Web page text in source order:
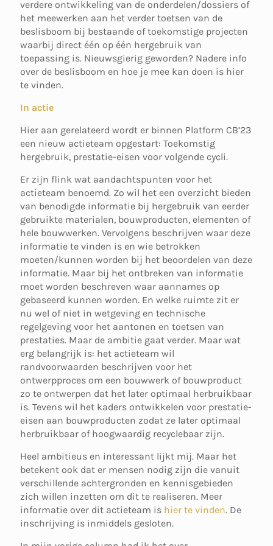
verdere ontwikkeling van de onderdelen/dossiers of
het meewerken aan het verder toetsen van de
beslisboom bij bestaande of toekomstige projecten
waarbij direct één op één hergebruik van
toepassing is. Nieuwsgierig geworden? Nadere info
over de beslisboom en hoe je mee kan doen is hier
te vinden.
In actie
Hier aan gerelateerd wordt er binnen Platform CB’23
een nieuw actieteam opgestart: Toekomstig
hergebruik, prestatie-eisen voor volgende cycli.
Er zijn flink wat aandachtspunten voor het
actieteam benoemd. Zo wil het een overzicht bieden
van benodigde informatie bij hergebruik van eerder
gebruikte materialen, bouwproducten, elementen of
hele bouwwerken. Vervolgens beschrijven waar deze
informatie te vinden is en wie betrokken
moeten/kunnen worden bij het beoordelen van deze
informatie. Maar bij het ontbreken van informatie
moet worden beschreven waar aannames op
gebaseerd kunnen worden. En welke ruimte zit er
nu wel of niet in wetgeving en technische
regelgeving voor het aantonen en toetsen van
prestaties. Maar de ambitie gaat verder. Maar wat
erg belangrijk is: het actieteam wil
randvoorwaarden beschrijven voor het
ontwerpproces om een bouwwerk of bouwproduct
zo te ontwerpen dat het later optimaal herbruikbaar
is. Tevens wil het kaders ontwikkelen voor prestatie-
eisen aan bouwproducten zodat ze later optimaal
herbruikbaar of hoogwaardig recyclebaar zijn.
Heel ambitieus en interessant lijkt mij. Maar het
betekent ook dat er mensen nodig zijn die vanuit
verschillende achtergronden en kennisgebieden
zich willen inzetten om dit te realiseren. Meer
informatie over dit actieteam is hier te vinden. De
inschrijving is inmiddels gesloten.